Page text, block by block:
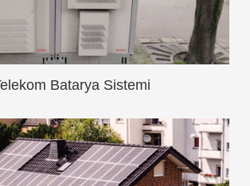
Batarya Sistemi